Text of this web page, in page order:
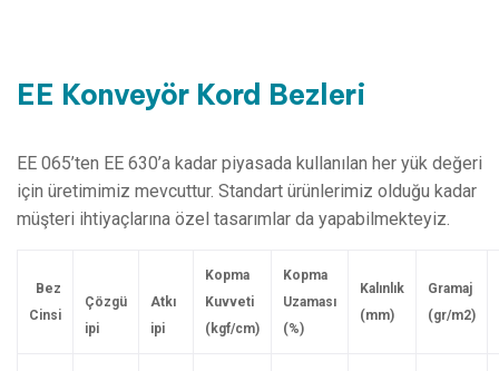
EE Konveyör Kord Bezleri
EE 065’ten EE 630’a kadar piyasada kullanılan her yük değeri
için üretimimiz mevcuttur. Standart ürünlerimiz olduğu kadar
müşteri ihtiyaçlarına özel tasarımlar da yapabilmekteyiz.
Bez
Cinsi
Çözgü
ipi
Atkı
ipi
Kopma
Kuvveti
(kgf/cm)
Kopma
Uzaması
(%)
Kalınlık
(mm)
Gramaj
(gr/m2)